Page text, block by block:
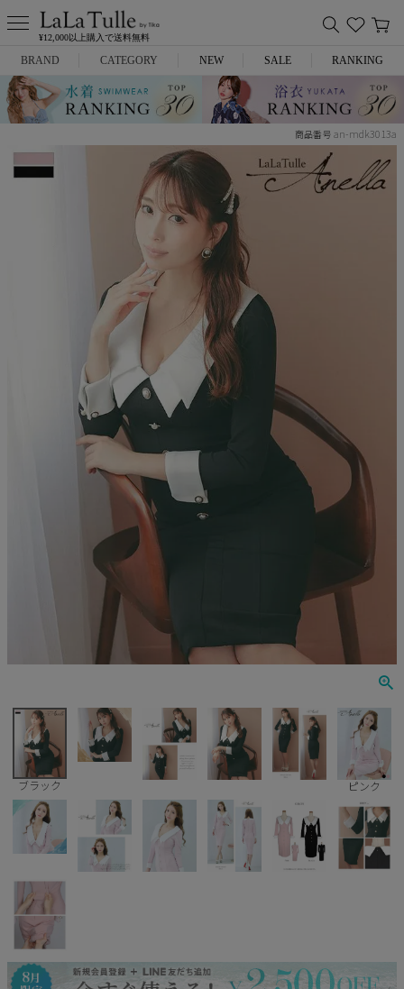
¥12,000以上購入で送料無料
BRAND
Anella
JENNNY
COMEX
Rechercher
Pleaser
CATEGORY
ミニドレス
ランジェリー
NEW SALE RANKING
商品番号 an-mdk3013a
ブラック ピンク